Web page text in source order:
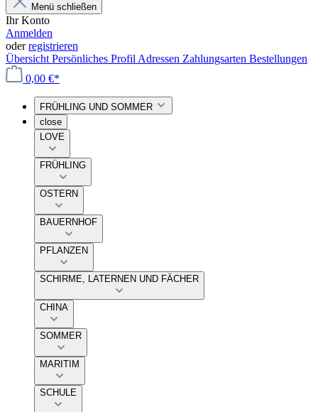
Menü schließen
Ihr Konto
Anmelden
oderregistrieren
Übersicht Persönliches Profil Adressen Zahlungsarten Bestellungen
0,00 €*
FRÜHLING UND SOMMER
close
LOVE
FRÜHLING
OSTERN
BAUERNHOF
PFLANZEN
SCHIRME, LATERNEN UND FÄCHER
CHINA
SOMMER
MARITIM
SCHULE